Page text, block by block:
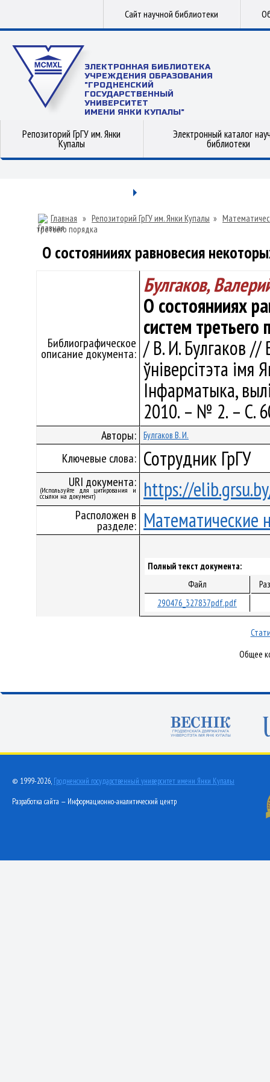
Сайт научной библиотеки
ЭЛЕКТРОННАЯ БИБЛИОТЕКА
УЧРЕЖДЕНИЯ ОБРАЗОВАНИЯ
"ГРОДНЕНСКИЙ
ГОСУДАРСТВЕННЫЙ
УНИВЕРСИТЕТ
ИМЕНИ ЯНКИ КУПАЛЫ"
Репозиторий ГрГУ им. Янки
Купалы
Электронный каталог
библиотеки
Главная » Репозиторий ГрГУ им. Янки Купалы »
третьего порядка
О состоянииях равновесия
Библиографическое
описание документа:
Булгаков,
О состоянииях
систем третьего
/ В. И. Булгаков //
ўніверсітэта імя
Інфарматыка,
2010. – № 2. – С.
Авторы: Булгаков В. И.
Ключевые слова: Сотрудник ГрГУ
URI документа:
(Используйте для цитирования и
ссылки на документ) https://
Расположен в
разделе: Математические
Полный текст документа:
Файл
290476_327837pdf.pdf
Общее
© 1999-2026, Гродненский государственный университет имени Янки Купалы
Разработка сайта — Информационно-аналитический центр